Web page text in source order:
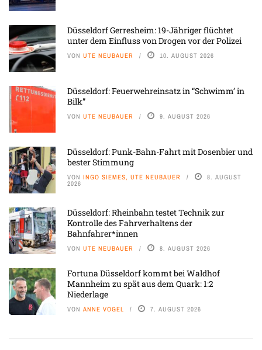
Düsseldorf Gerresheim: 19-Jähriger flüchtet
unter dem Einfluss von Drogen vor der Polizei
VON UTE NEUBAUER 10. AUGUST 2026
Düsseldorf: Feuerwehreinsatz in “Schwimm’ in
Bilk”
VON UTE NEUBAUER 9. AUGUST 2026
Düsseldorf: Punk-Bahn-Fahrt mit Dosenbier und
bester Stimmung
VON INGO SIEMES, UTE NEUBAUER 8. AUGUST
2026
Düsseldorf: Rheinbahn testet Technik zur
Kontrolle des Fahrverhaltens der
Bahnfahrer*innen
VON UTE NEUBAUER 8. AUGUST 2026
Fortuna Düsseldorf kommt bei Waldhof
Mannheim zu spät aus dem Quark: 1:2
Niederlage
VON ANNE VOGEL 7. AUGUST 2026